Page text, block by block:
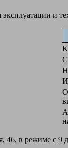
и
46, в режиме с